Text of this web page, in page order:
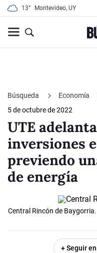
13° Montevideo, UY
Búsqueda Economía
5 de octubre de 2022
UTE
inversiones
previendo
de energía
Central Rincón de Baygorria.
+ Seguir en